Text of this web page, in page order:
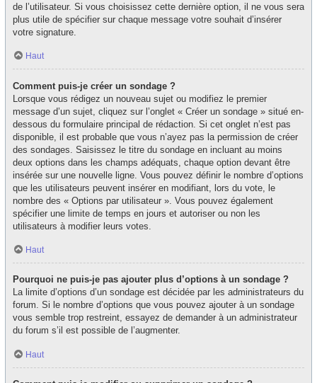
de l’utilisateur. Si vous choisissez cette dernière option, il ne vous sera
plus utile de spécifier sur chaque message votre souhait d’insérer
votre signature.
Haut
Comment puis-je créer un sondage ?
Lorsque vous rédigez un nouveau sujet ou modifiez le premier
message d’un sujet, cliquez sur l’onglet « Créer un sondage » situé en-
dessous du formulaire principal de rédaction. Si cet onglet n’est pas
disponible, il est probable que vous n’ayez pas la permission de créer
des sondages. Saisissez le titre du sondage en incluant au moins
deux options dans les champs adéquats, chaque option devant être
insérée sur une nouvelle ligne. Vous pouvez définir le nombre d’options
que les utilisateurs peuvent insérer en modifiant, lors du vote, le
nombre des « Options par utilisateur ». Vous pouvez également
spécifier une limite de temps en jours et autoriser ou non les
utilisateurs à modifier leurs votes.
Haut
Pourquoi ne puis-je pas ajouter plus d’options à un sondage ?
La limite d’options d’un sondage est décidée par les administrateurs du
forum. Si le nombre d’options que vous pouvez ajouter à un sondage
vous semble trop restreint, essayez de demander à un administrateur
du forum s’il est possible de l’augmenter.
Haut